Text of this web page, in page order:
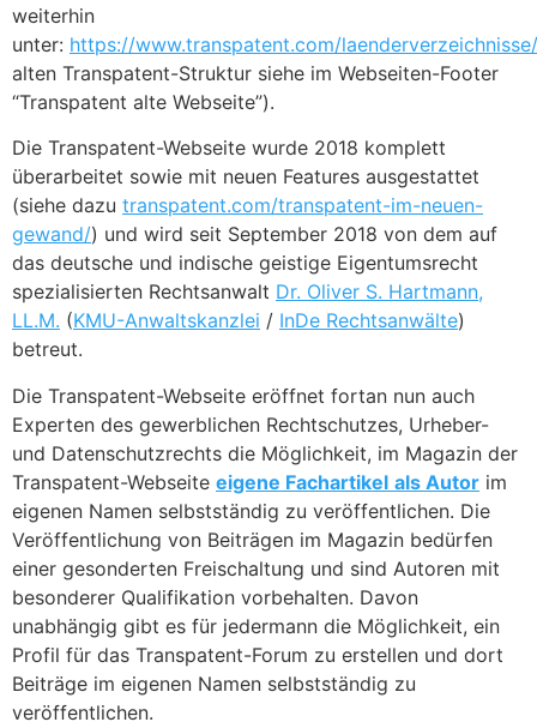
weiterhin
unter: https://www.transpatent.com/laenderverzeichnisse/
alten Transpatent-Struktur siehe im Webseiten-Footer
“Transpatent alte Webseite”).
Die Transpatent-Webseite wurde 2018 komplett
überarbeitet sowie mit neuen Features ausgestattet
(siehe dazu transpatent.com/transpatent-im-neuen-
gewand/) und wird seit September 2018 von dem auf
das deutsche und indische geistige Eigentumsrecht
spezialisierten Rechtsanwalt Dr. Oliver S. Hartmann,
LL.M. (KMU-Anwaltskanzlei / InDe Rechtsanwälte)
betreut.
Die Transpatent-Webseite eröffnet fortan nun auch
Experten des gewerblichen Rechtschutzes, Urheber-
und Datenschutzrechts die Möglichkeit, im Magazin der
Transpatent-Webseite eigene Fachartikel als Autor im
eigenen Namen selbstständig zu veröffentlichen. Die
Veröffentlichung von Beiträgen im Magazin bedürfen
einer gesonderten Freischaltung und sind Autoren mit
besonderer Qualifikation vorbehalten. Davon
unabhängig gibt es für jedermann die Möglichkeit, ein
Profil für das Transpatent-Forum zu erstellen und dort
Beiträge im eigenen Namen selbstständig zu
veröffentlichen.